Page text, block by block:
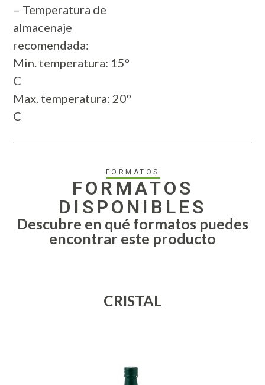
– Temperatura de
almacenaje
recomendada:
Min. temperatura: 15º
C
Max. temperatura: 20º
C
FORMATOS
FORMATOS
DISPONIBLES
Descubre en qué formatos puedes
encontrar este producto
CRISTAL